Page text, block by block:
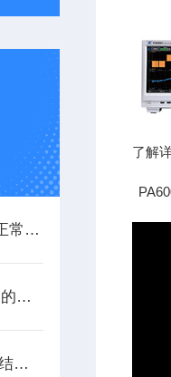
为了确保IQE射频信号源的正常运行这些事项要注意
4K高清信号发生器使用寿命的五大保养技巧
你可知高精度耐压测试仪的结构组成是什么吗
了解